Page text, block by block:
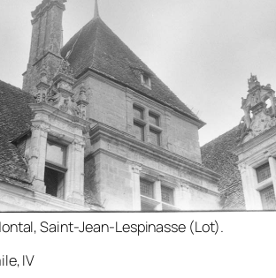
Saint-Jean-Lespinasse (Lot).
, IV